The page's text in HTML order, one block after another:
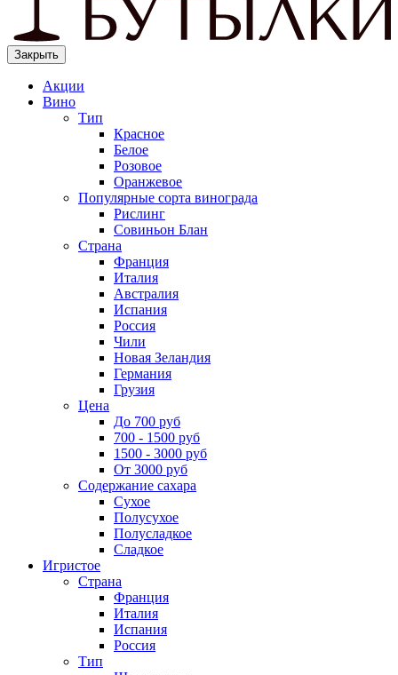
Закрыть
Акции
Вино
Тип
Красное
Белое
Розовое
Оранжевое
Популярные сорта винограда
Рислинг
Совиньон Блан
Страна
Франция
Италия
Австралия
Испания
Россия
Чили
Новая Зеландия
Германия
Грузия
Цена
До 700 руб
700 - 1500 руб
1500 - 3000 руб
От 3000 руб
Содержание сахара
Сухое
Полусухое
Полусладкое
Сладкое
Игристое
Страна
Франция
Италия
Испания
Россия
Тип